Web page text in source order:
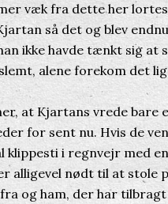
væk fra dette her
så det og blev
ikke havde tænkt sig at
alene forekom det
at Kjartans vrede bare
for sent nu. Hvis de
klippesti i regnvejr med
alligevel nødt til at stole
og ham, der har